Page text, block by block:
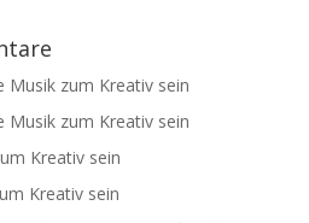
Musik zum Kreativ sein
Musik zum Kreativ sein
Kreativ sein
Kreativ sein